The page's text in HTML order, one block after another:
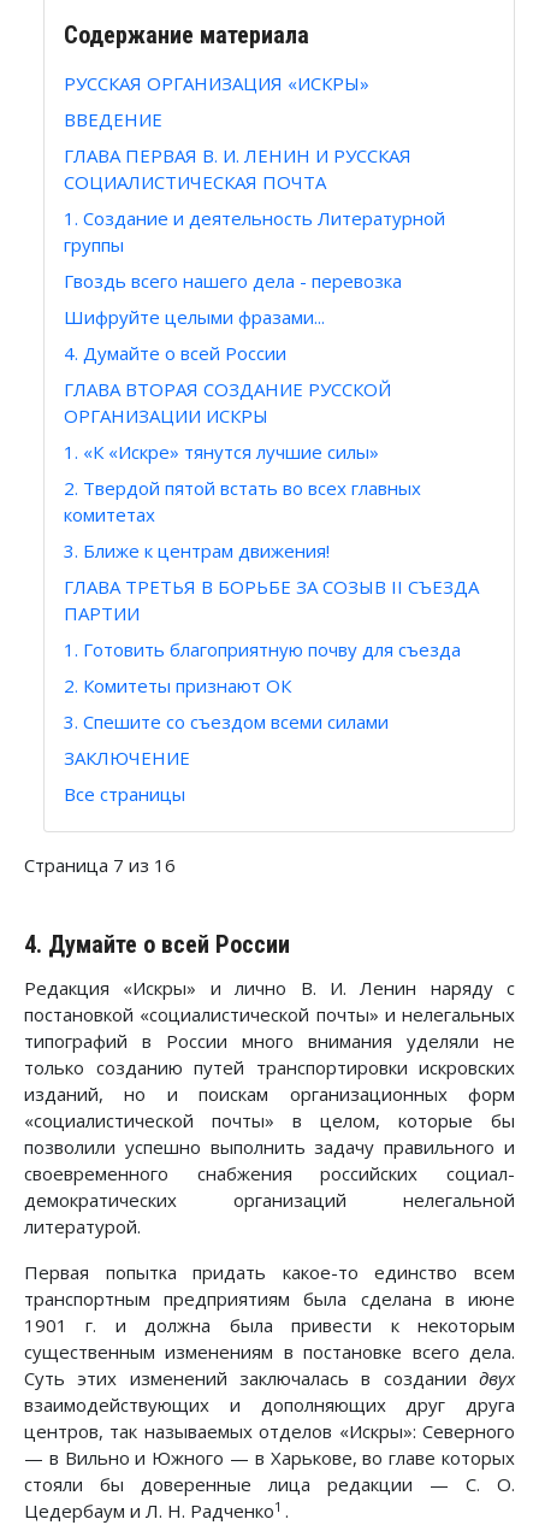
Содержание материала
РУССКАЯ ОРГАНИЗАЦИЯ «ИСКРЫ»
ВВЕДЕНИЕ
ГЛАВА ПЕРВАЯ В. И. ЛЕНИН И РУССКАЯ
СОЦИАЛИСТИЧЕСКАЯ ПОЧТА
1. Создание и деятельность Литературной
группы
Гвоздь всего нашего дела - перевозка
Шифруйте целыми фразами...
4. Думайте о всей России
ГЛАВА ВТОРАЯ СОЗДАНИЕ РУССКОЙ
ОРГАНИЗАЦИИ ИСКРЫ
1. «К «Искре» тянутся лучшие силы»
2. Твердой пятой встать во всех главных
комитетах
3. Ближе к центрам движения!
ГЛАВА ТРЕТЬЯ В БОРЬБЕ ЗА СОЗЫВ II СЪЕЗДА
ПАРТИИ
1. Готовить благоприятную почву для съезда
2. Комитеты признают ОК
3. Спешите со съездом всеми силами
ЗАКЛЮЧЕНИЕ
Все страницы
Страница 7 из 16
4. Думайте о всей России
Редакция «Искры» и лично В. И. Ленин наряду с
постановкой «социалистической почты» и нелегальных
типографий в России много внимания уделяли не
только созданию путей транспортировки искровских
изданий, но и поискам организационных форм
«социалистической почты» в целом, которые бы
позволили успешно выполнить задачу правильного и
своевременного снабжения российских социал-
демократических организаций нелегальной
литературой.
Первая попытка придать какое-то единство всем
транспортным предприятиям была сделана в июне
1901 г. и должна была привести к некоторым
существенным изменениям в постановке всего дела.
Суть этих изменений заключалась в создании двух
взаимодействующих и дополняющих друг друга
центров, так называемых отделов «Искры»: Северного
— в Вильно и Южного — в Харькове, во главе которых
стояли бы доверенные лица редакции — С. О.
Цедербаум и Л. Н. Радченко1 .